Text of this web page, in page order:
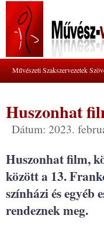
Művészeti Szakszervezetek
Huszonhat
Dátum: 2023.
Huszonhat film,
között a 13.
színházi és egyéb
rendeznek meg.